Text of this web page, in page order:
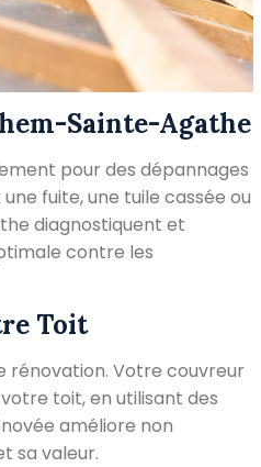
Sainte-Agathe
pour des dépannages
fuite, une tuile cassée ou
diagnostiquent et
contre les
Toit
rénovation. Votre couvreur
toit, en utilisant des
améliore non
sa valeur.